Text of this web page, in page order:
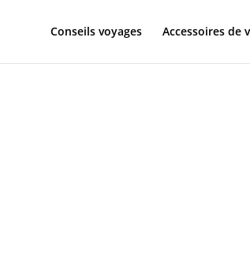
Conseils voyages Accessoires de